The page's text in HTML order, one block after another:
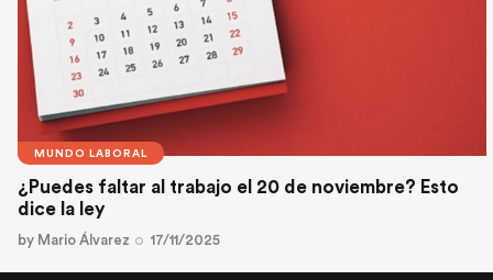
MUNDO LABORAL
¿Puedes faltar al trabajo el 20 de noviembre? Esto
dice la ley
by Mario Álvarez 17/11/2025